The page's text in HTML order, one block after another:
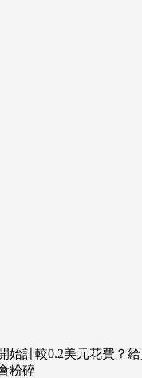
始計較0.2美元花費？
粉碎